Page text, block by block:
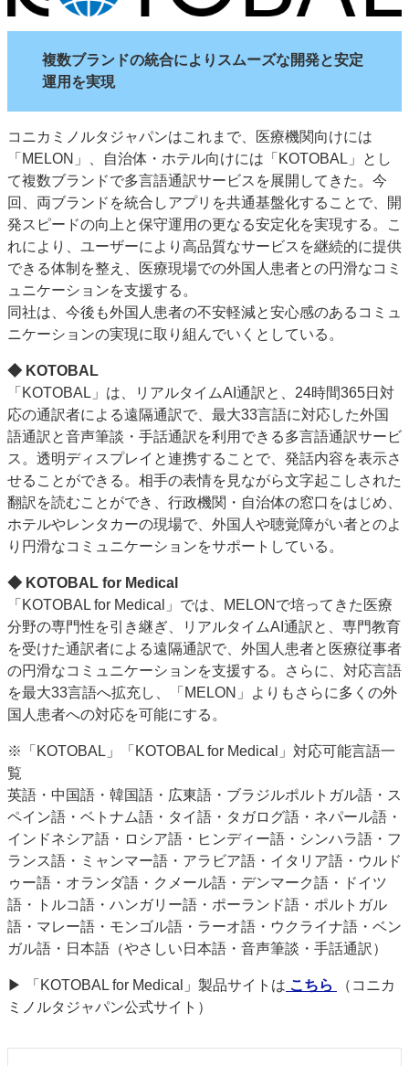
案内
複数ブランドの統合によりスムーズな開発と安定
運用を実現
コニカミノルタジャパンはこれまで、医療機関向けには
「MELON」、自治体・ホテル向けには「KOTOBAL」とし
て複数ブランドで多言語通訳サービスを展開してきた。今
回、両ブランドを統合しアプリを共通基盤化することで、開
発スピードの向上と保守運用の更なる安定化を実現する。こ
れにより、ユーザーにより高品質なサービスを継続的に提供
できる体制を整え、医療現場での外国人患者との円滑なコミ
ュニケーションを支援する。
同社は、今後も外国人患者の不安軽減と安心感のあるコミュ
ニケーションの実現に取り組んでいくとしている。
◆ KOTOBAL
「KOTOBAL」は、リアルタイムAI通訳と、24時間365日対
応の通訳者による遠隔通訳で、最大33言語に対応した外国
語通訳と音声筆談・手話通訳を利用できる多言語通訳サービ
ス。透明ディスプレイと連携することで、発話内容を表示さ
せることができる。相手の表情を見ながら文字起こしされた
翻訳を読むことができ、行政機関・自治体の窓口をはじめ、
ホテルやレンタカーの現場で、外国人や聴覚障がい者とのよ
り円滑なコミュニケーションをサポートしている。
◆ KOTOBAL for Medical
「KOTOBAL for Medical」では、MELONで培ってきた医療
分野の専門性を引き継ぎ、リアルタイムAI通訳と、専門教育
を受けた通訳者による遠隔通訳で、外国人患者と医療従事者
の円滑なコミュニケーションを支援する。さらに、対応言語
を最大33言語へ拡充し、「MELON」よりもさらに多くの外
国人患者への対応を可能にする。
※「KOTOBAL」「KOTOBAL for Medical」対応可能言語一
覧
英語・中国語・韓国語・広東語・ブラジルポルトガル語・ス
ペイン語・ベトナム語・タイ語・タガログ語・ネパール語・
インドネシア語・ロシア語・ヒンディー語・シンハラ語・フ
ランス語・ミャンマー語・アラビア語・イタリア語・ウルド
ゥー語・オランダ語・クメール語・デンマーク語・ドイツ
語・トルコ語・ハンガリー語・ポーランド語・ポルトガル
語・マレー語・モンゴル語・ラーオ語・ウクライナ語・ベン
ガル語・日本語（やさしい日本語・音声筆談・手話通訳）
▶ 「KOTOBAL for Medical」製品サイトは こちら
（コニカ
ミノルタジャパン公式サイト）